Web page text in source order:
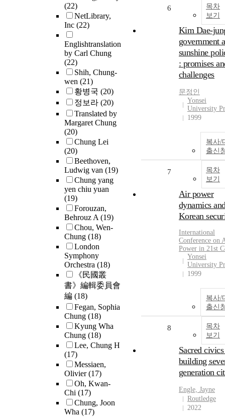
(22)
NetLibrary,
Inc (22)
Englishtranslation
by Carl Chung
(22)
Shih, Chung-
wen (21)
황병국 (20)
정보라 (20)
Translated by
Margaret Chung
(20)
Chung Lei
(20)
Beethoven,
Ludwig van (19)
Chung yang
yen chiu yuan
(19)
Forouzan,
Behrouz A(19)
Chou, Wen-
Chung (18)
London
Symphony
Orchestra (18)
《民國叢
書》編輯委員會
編 (18)
Fegan, Sophia
Chung (18)
Kyung Wha
Chung (18)
Lee, Chung H
(17)
Messiaen,
Olivier(17)
Oh, Kwan-
Chi (17)
Chung, Joon
Wha (17)
목차
보기
6
Kim Dae-
government
sunshine
: promises
challenges
문정인
Yonsei
University
1999
복사/
출신
목차
보기
7
Air power
dynamics
Korean
International
Conference on
Power in 21st
Yonsei
University
1999
복사/
출신
목차
보기
8
Sacred
building
generation
Engle, Jayne
Routledge
2022